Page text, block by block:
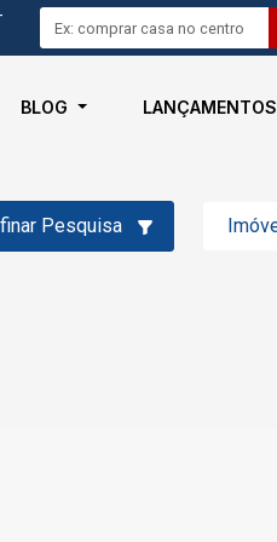
BLOG LANÇAMENTOS
Pesquisa